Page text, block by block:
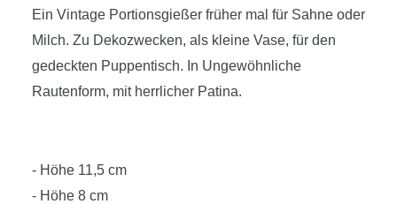
Ein Vintage Portionsgießer früher mal für Sahne oder
Milch. Zu Dekozwecken, als kleine Vase, für den
gedeckten Puppentisch. In Ungewöhnliche
Rautenform, mit herrlicher Patina.
- Höhe 11,5 cm
- Höhe 8 cm